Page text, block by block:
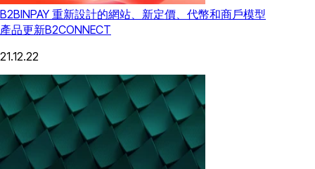
B2BINPAY 重新設計的網站、新定價、代幣和商戶模型
產品更新B2CONNECT
21.12.22